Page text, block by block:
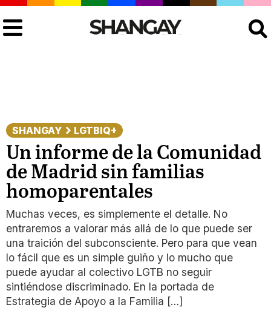
SHANGAY LGTBIQ+
Un informe de la Comunidad
de Madrid sin familias
homoparentales
Muchas veces, es simplemente el detalle. No
entraremos a valorar más allá de lo que puede ser
una traición del subconsciente. Pero para que vean
lo fácil que es un simple guiño y lo mucho que
puede ayudar al colectivo LGTB no seguir
sintiéndose discriminado. En la portada de
Estrategia de Apoyo a la Familia […]